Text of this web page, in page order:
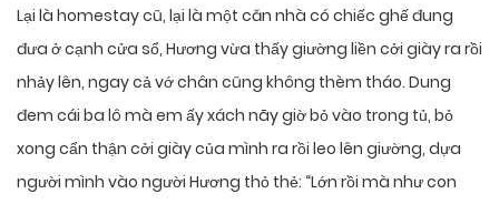
Lại là homestay cũ, lại là một căn nhà có chiếc ghế đung
đưa ở cạnh cửa sổ, Hương vừa thấy giường liền cởi giày ra rồi
nhảy lên, ngay cả vớ chân cũng không thèm tháo. Dung
đem cái ba lô mà em ấy xách nãy giờ bỏ vào trong tủ, bỏ
xong cẩn thận cởi giày của mình ra rồi leo lên giường, dựa
người mình vào người Hương thỏ thẻ: “Lớn rồi mà như con